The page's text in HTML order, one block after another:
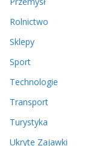
Rolnictwo
Sklepy
Sport
Technologie
Transport
Turystyka
Ukryte Zajawki